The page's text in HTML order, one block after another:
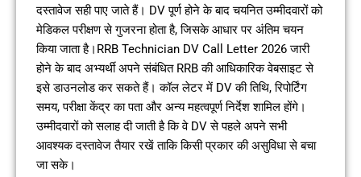
दस्तावेज सही पाए जाते हैं। DV पूर्ण होने के बाद चयनित उम्मीदवारों को
मेडिकल परीक्षण से गुजरना होता है, जिसके आधार पर अंतिम चयन
किया जाता है।RRB Technician DV Call Letter 2026 जारी
होने के बाद अभ्यर्थी अपने संबंधित RRB की आधिकारिक वेबसाइट से
इसे डाउनलोड कर सकते हैं। कॉल लेटर में DV की तिथि, रिपोर्टिंग
समय, परीक्षा केंद्र का पता और अन्य महत्वपूर्ण निर्देश शामिल होंगे।
उम्मीदवारों को सलाह दी जाती है कि वे DV से पहले अपने सभी
आवश्यक दस्तावेज तैयार रखें ताकि किसी प्रकार की असुविधा से बचा
जा सके।